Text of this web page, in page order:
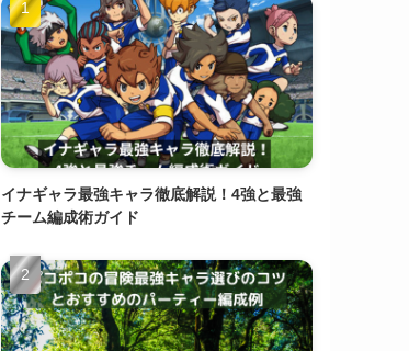
イナギャラ最強キャラ徹底解説！4強と最強
チーム編成術ガイド